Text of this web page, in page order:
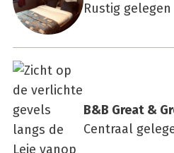
Rustig gelegen
B&B Gre­at &
Centraal